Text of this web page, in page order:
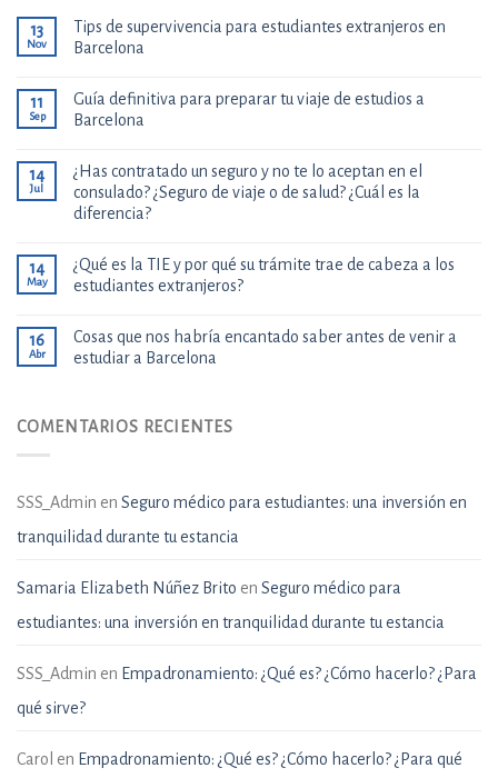
13
Nov
Tips de supervivencia para estudiantes extranjeros en
Barcelona
11
Sep
Guía definitiva para preparar tu viaje de estudios a
Barcelona
14
Jul
¿Has contratado un seguro y no te lo aceptan en el
consulado? ¿Seguro de viaje o de salud? ¿Cuál es la
diferencia?
14
May
¿Qué es la TIE y por qué su trámite trae de cabeza a los
estudiantes extranjeros?
16
Abr
Cosas que nos habría encantado saber antes de venir a
estudiar a Barcelona
COMENTARIOS RECIENTES
SSS_Admin en Seguro médico para estudiantes: una inversión en
tranquilidad durante tu estancia
Samaria Elizabeth Núñez Brito en Seguro médico para
estudiantes: una inversión en tranquilidad durante tu estancia
SSS_Admin en Empadronamiento: ¿Qué es? ¿Cómo hacerlo? ¿Para
qué sirve?
Carol en Empadronamiento: ¿Qué es? ¿Cómo hacerlo? ¿Para qué